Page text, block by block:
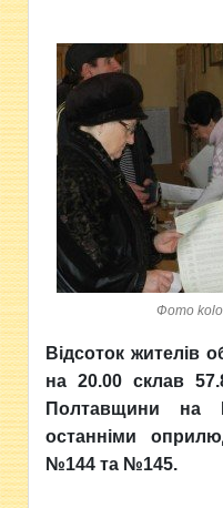
Фото
Відсоток жителів
на 20.00 склав
Полтавщини на
останніми
№144 та №145.